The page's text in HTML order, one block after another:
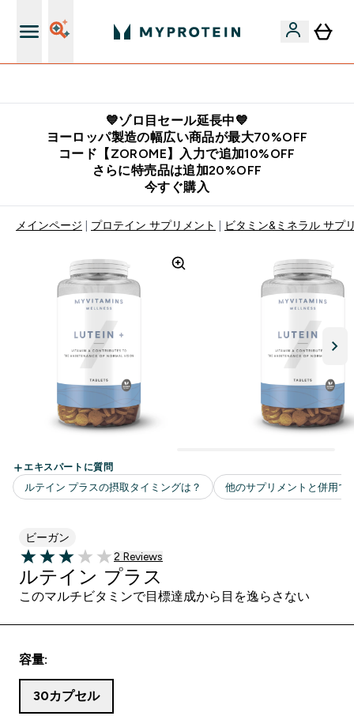
💙ゾロ目セール延長中💙
ヨーロッパ製造の幅広い商品が最大70%OFF
コード【ZOROME】入力で追加10%OFF
さらに特売品は追加20%OFF
今すぐ購入
メインページ プロテイン サプリメント ビタミン&ミネラル サプ
ビーガン
3 out of 5 stars
2 ＋件の口コミ
2 Reviews
ルテイン プラス
このマルチビタミンで目標達成から目を逸らさない
容量:
30カプセル